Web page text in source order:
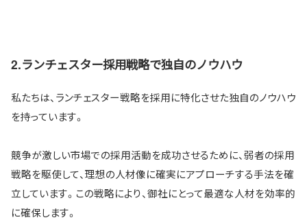
2.ランチェスター採用戦略で独自のノウハウ
私たちは、ランチェスター戦略を採用に特化させた独自のノウハウ
を持っています。
競争が激しい市場での採用活動を成功させるために、弱者の採用
戦略を駆使して、理想の人材像に確実にアプローチする手法を確
立しています。この戦略により、御社にとって最適な人材を効率的
に確保します。